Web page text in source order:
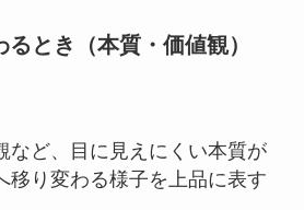
とき（本質・価値観）
など、目に見えにくい本質が
移り変わる様子を上品に表す